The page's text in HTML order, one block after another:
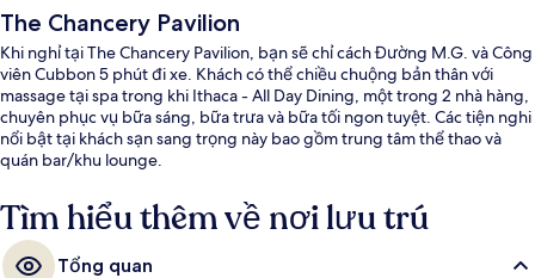
The Chancery Pavilion
Khi nghỉ tại The Chancery Pavilion, bạn sẽ chỉ cách Đường M.G. và Công
viên Cubbon 5 phút đi xe. Khách có thể chiều chuộng bản thân với
massage tại spa trong khi Ithaca - All Day Dining, một trong 2 nhà hàng,
chuyên phục vụ bữa sáng, bữa trưa và bữa tối ngon tuyệt. Các tiện nghi
nổi bật tại khách sạn sang trọng này bao gồm trung tâm thể thao và
quán bar/khu lounge.
Tìm hiểu thêm về nơi lưu trú
Tổng quan